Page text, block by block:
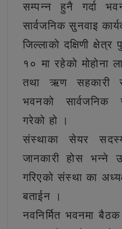
सम्पन्न हुनै गर्दा
सार्वजनिक सुनवाइ
जिल्लाको दक्षिणी क्षेत्र
१० मा रहेको मोहोना
तथा ऋण सहकारी
भवनको सार्वजनिक
गरेको हो ।
संस्थाका सेयर
जानकारी होस भन्ने
गरिएको संस्था का
बताईन ।
नवनिर्मित भवनमा